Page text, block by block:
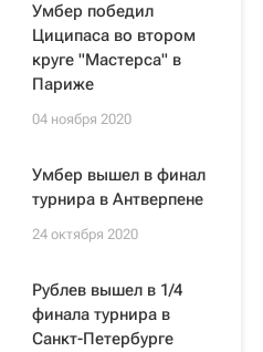
Умбер победил
Циципаса во втором
круге "Мастерса" в
Париже
04 ноября 2020
Умбер вышел в финал
турнира в Антверпене
24 октября 2020
Рублев вышел в 1/4
финала турнира в
Санкт-Петербурге